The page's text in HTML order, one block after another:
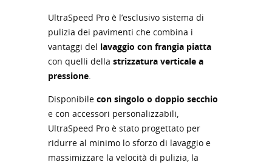
UltraSpeed Pro è l’esclusivo sistema di
pulizia dei pavimenti che combina i
vantaggi del lavaggio con frangia piatta
con quelli della strizzatura verticale a
pressione.
Disponibile con singolo o doppio secchio
e con accessori personalizzabili,
UltraSpeed Pro è stato progettato per
ridurre al minimo lo sforzo di lavaggio e
massimizzare la velocità di pulizia, la